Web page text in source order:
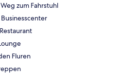
zum Fahrstuhl
Fluren